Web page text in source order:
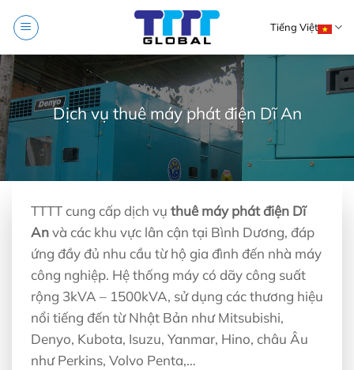
Tiếng Việt
Dịch vụ thuê máy phát điện Dĩ An
TTTT cung cấp dịch vụ thuê máy phát điện Dĩ
Anvà các khu vực lân cận tại Bình Dương, đáp
ứng đầy đủ nhu cầu từ hộ gia đình đến nhà máy
công nghiệp. Hệ thống máy có dãy công suất
rộng 3kVA – 1500kVA, sử dụng các thương hiệu
nổi tiếng đến từ Nhật Bản như Mitsubishi,
Denyo, Kubota, Isuzu, Yanmar, Hino, châu Âu
như Perkins, Volvo Penta,…